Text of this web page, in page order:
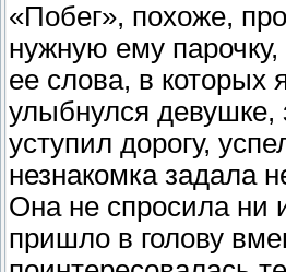
«Побег», похоже,
нужную ему
ее слова, в которых
улыбнулся девушке,
уступил дорогу,
незнакомка задала
Она не спросила ни
пришло в голову